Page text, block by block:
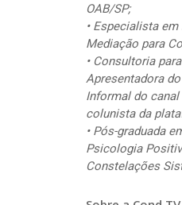
OAB/SP;
• Especialista
Mediação para
• Consultoria
Apresentadora
Informal do canal
colunista da
• Pós-graduada
Psicologia
Constelações